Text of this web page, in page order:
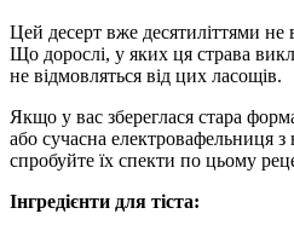
Цей десерт вже десятиліттями не
Що дорослі, у яких ця страва
не відмовляться від цих ласощів.
Якщо у вас збереглася стара
або сучасна електровафельниця з
спробуйте їх спекти по цьому
Інгредієнти для тіста: